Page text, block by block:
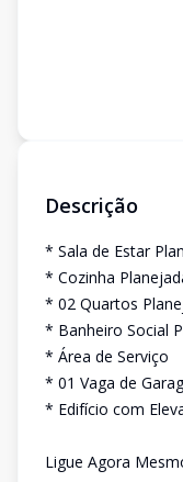
Descrição
* Sala de Estar
* Cozinha
* 02 Quartos
* Banheiro Social
* Área de Serviço
* 01 Vaga de
* Edifício com
Ligue Agora